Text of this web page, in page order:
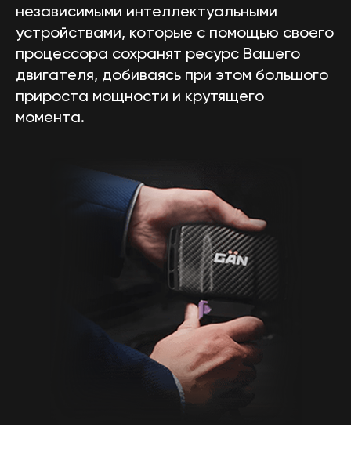
независимыми интеллектуальными
устройствами, которые с помощью своего
процессора сохранят ресурс Вашего
двигателя, добиваясь при этом большого
прироста мощности и крутящего
момента.